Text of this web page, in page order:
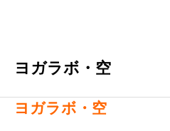
ヨガラボ・空
ヨガラボ・空